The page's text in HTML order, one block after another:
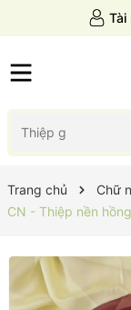
Tài
Trang chủ Chữ
CN - Thiệp nền